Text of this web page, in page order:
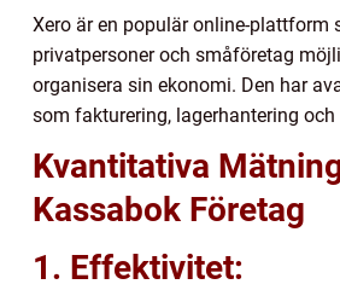
Xero är en populär online-plattform
privatpersoner och småföretag
organisera sin ekonomi. Den har
som fakturering, lagerhantering
Kvantitativa
Kassabok Företag
1. Effektivitet: